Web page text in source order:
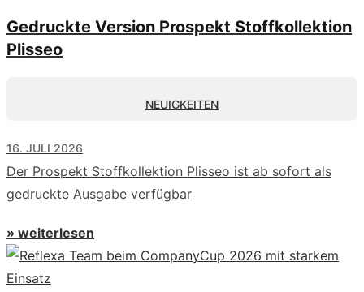
Gedruckte Version Prospekt Stoffkollektion
Plisseo
NEUIGKEITEN
16. JULI 2026
Der Prospekt Stoffkollektion Plisseo ist ab sofort als
gedruckte Ausgabe verfügbar
» weiterlesen